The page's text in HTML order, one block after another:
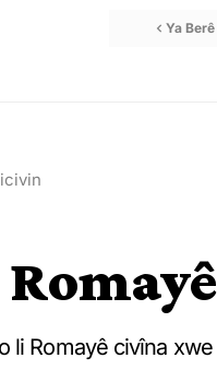
Ya Berê
li Romayê civîna